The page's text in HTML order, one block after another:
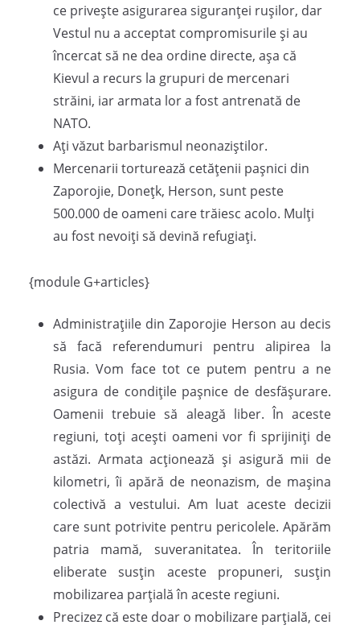
ce privește asigurarea siguranței rușilor, dar
Vestul nu a acceptat compromisurile și au
încercat să ne dea ordine directe, așa că
Kievul a recurs la grupuri de mercenari
străini, iar armata lor a fost antrenată de
NATO.
Ați văzut barbarismul neonaziștilor.
Mercenarii torturează cetățenii pașnici din
Zaporojie, Donețk, Herson, sunt peste
500.000 de oameni care trăiesc acolo. Mulți
au fost nevoiți să devină refugiați.
{module G+articles}
Administrațiile din Zaporojie Herson au decis
să facă referendumuri pentru alipirea la
Rusia. Vom face tot ce putem pentru a ne
asigura de condițile pașnice de desfășurare.
Oamenii trebuie să aleagă liber. În aceste
regiuni, toți acești oameni vor fi sprijiniți de
astăzi. Armata acționează și asigură mii de
kilometri, îi apără de neonazism, de mașina
colectivă a vestului. Am luat aceste decizii
care sunt potrivite pentru pericolele. Apărăm
patria mamă, suveranitatea. În teritoriile
eliberate susțin aceste propuneri, susțin
mobilizarea parțială în aceste regiuni.
Precizez că este doar o mobilizare parțială, cei